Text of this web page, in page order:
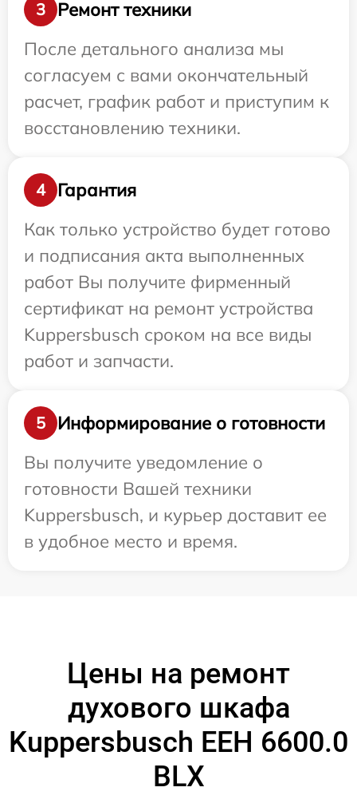
3
Ремонт техники
После детального анализа мы
согласуем с вами окончательный
расчет, график работ и приступим к
восстановлению техники.
4
Гарантия
Как только устройство будет готово
и подписания акта выполненных
работ Вы получите фирменный
сертификат на ремонт устройства
Kuppersbusch сроком на все виды
работ и запчасти.
5
Информирование о готовности
Вы получите уведомление о
готовности Вашей техники
Kuppersbusch, и курьер доставит ее
в удобное место и время.
Цены на ремонт
духового шкафа
Kuppersbusch EEH 6600.0
BLX